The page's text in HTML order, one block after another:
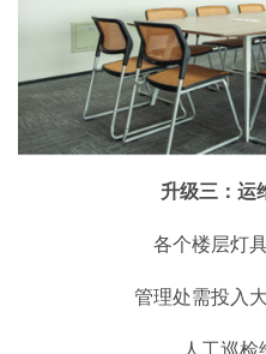
升级三：运
各个楼层灯
管理处需投入
人工巡检